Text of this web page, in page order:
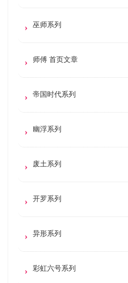
巫师系列
师傅 首页文章
帝国时代系列
幽浮系列
废土系列
开罗系列
异形系列
彩虹六号系列